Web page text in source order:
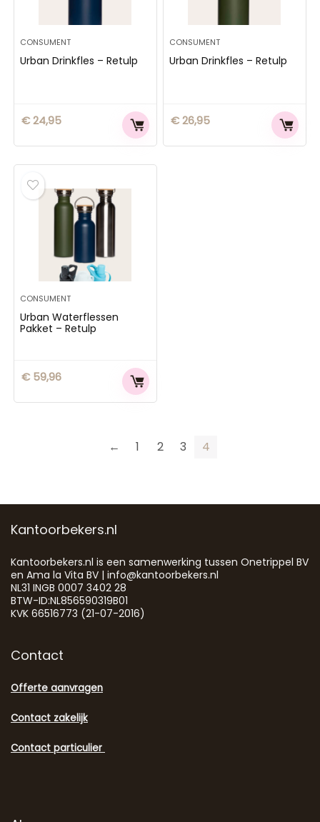
CONSUMENT
Urban Drinkfles – Retulp
€24,95
CONSUMENT
Urban Drinkfles – Retulp
€26,95
CONSUMENT
Urban Waterflessen
Pakket – Retulp
€59,96
← 1 2 3 4
Kantoorbekers.nl
Kantoorbekers.nl is een samenwerking tussen Onetrippel BV
en Ama la Vita BV | info@kantoorbekers.nl
NL31 INGB 0007 3402 28
BTW-ID:NL856590319B01
KVK 66516773 (21-07-2016)
Contact
Offerte aanvragen
Contact zakelijk
Contact particulier